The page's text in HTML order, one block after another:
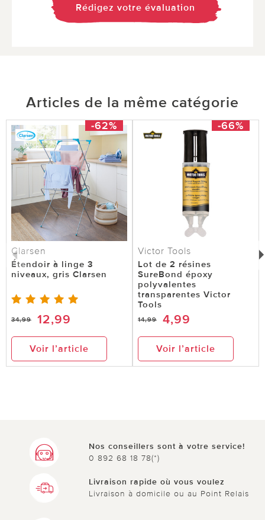
Rédigez votre évaluation
Articles de la même catégorie
-62%
Clarsen
Étendoir à linge 3
niveaux, gris Clarsen
34,99 12,99
Voir l’article
-66%
Victor Tools
Lot de 2 résines
SureBond époxy
polyvalentes
transparentes Victor
Tools
14,99 4,99
Voir l’article
Nos conseillers sont à votre service!
0 892 68 18 78(*)
Livraison rapide où vous voulez
Livraison à domicile ou au Point Relais